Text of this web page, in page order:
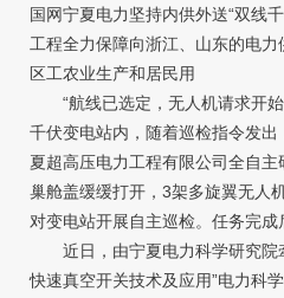
国网宁夏电力坚持内供外送“双线
工程全力保障向浙江、山东的电
区工农业生产和居民用
“航线已选定，无人机请求开始
千伏变电站内，随着巡检指令发
夏超高压电力工程有限公司全自
巢舱盖缓缓打开，3架多旋翼无人
对变电站开展自主巡检。任务完
近日，由宁夏电力科学研究院
快速真空开关技术及应用”电力科